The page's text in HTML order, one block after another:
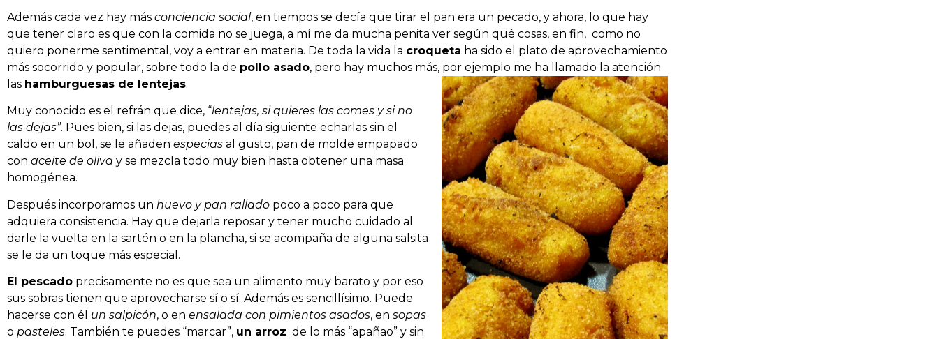
Además cada vez hay más conciencia social, en tiempos se decía que tirar el pan era un pecado, y ahora, lo que hay
que tener claro es que con la comida no se juega, a mí me da mucha penita ver según qué cosas, en fin, como no
quiero ponerme sentimental, voy a entrar en materia. De toda la vida la croqueta ha sido el plato de aprovechamiento
más socorrido y popular, sobre todo la de pollo asado, pero hay muchos más, por ejemplo me ha llamado la atención
las hamburguesas de lentejas.
Muy conocido es el refrán que dice, “lentejas, si quieres las comes y si no
las dejas”. Pues bien, si las dejas, puedes al día siguiente echarlas sin el
caldo en un bol, se le añaden especias al gusto, pan de molde empapado
con aceite de oliva y se mezcla todo muy bien hasta obtener una masa
homogénea.
Después incorporamos un huevo y pan rallado poco a poco para que
adquiera consistencia. Hay que dejarla reposar y tener mucho cuidado al
darle la vuelta en la sartén o en la plancha, si se acompaña de alguna salsita
se le da un toque más especial.
El pescado precisamente no es que sea un alimento muy barato y por eso
sus sobras tienen que aprovecharse sí o sí. Además es sencillísimo. Puede
hacerse con él un salpicón, o en ensalada con pimientos asados, en sopas
o pasteles. También te puedes “marcar”, un arroz de lo más “apañao” y sin